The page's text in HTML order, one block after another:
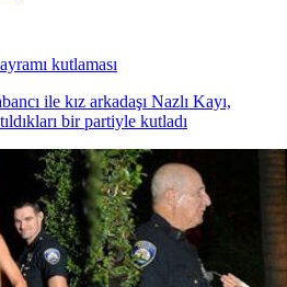
kutlaması
ile kız arkadaşı Nazlı Kayı,
bir partiyle kutladı